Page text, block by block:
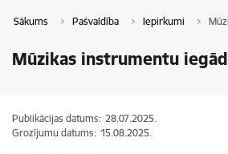
Sākums Pašvaldība Iepirkumi
Mūzikas instrumentu
Publikācijas datums: 28.07.2025.
Grozījumu datums: 15.08.2025.